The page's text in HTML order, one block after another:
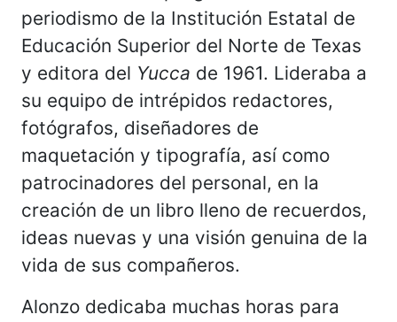
periodismo de la Institución Estatal de
Educación Superior del Norte de Texas
y editora del Yucca de 1961. Lideraba a
su equipo de intrépidos redactores,
fotógrafos, diseñadores de
maquetación y tipografía, así como
patrocinadores del personal, en la
creación de un libro lleno de recuerdos,
ideas nuevas y una visión genuina de la
vida de sus compañeros.
Alonzo dedicaba muchas horas para